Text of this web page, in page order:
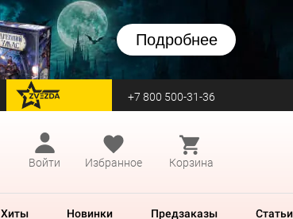
Подробнее
перейти на Zvezda +7 800 500-31-36
Войти
Избранное Корзина
Хиты Новинки Предзаказы Статьи